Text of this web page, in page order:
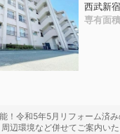
西武新
専有面積
！令和5年5月リフォーム済
辺環境など併せてご案内いた